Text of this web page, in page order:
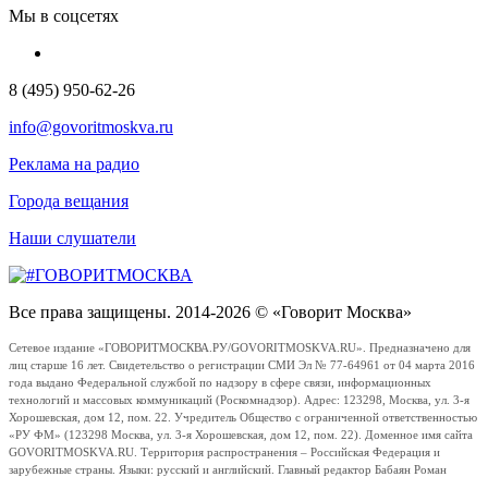
Мы в соцсетях
8 (495) 950-62-26
info@govoritmoskva.ru
Реклама на радио
Города вещания
Наши слушатели
Все права защищены. 2014-2026 © «Говорит Москва»
Сетевое издание «ГОВОРИТМОСКВА.РУ/GOVORITMOSKVA.RU». Предназначено для
лиц старше 16 лет. Свидетельство о регистрации СМИ Эл № 77-64961 от 04 марта 2016
года выдано Федеральной службой по надзору в сфере связи, информационных
технологий и массовых коммуникаций (Роскомнадзор). Адрес: 123298, Москва, ул. 3-я
Хорошевская, дом 12, пом. 22. Учредитель Общество с ограниченной ответственностью
«РУ ФМ» (123298 Москва, ул. 3-я Хорошевская, дом 12, пом. 22). Доменное имя сайта
GOVORITMOSKVA.RU. Территория распространения – Российская Федерация и
зарубежные страны. Языки: русский и английский. Главный редактор Бабаян Роман